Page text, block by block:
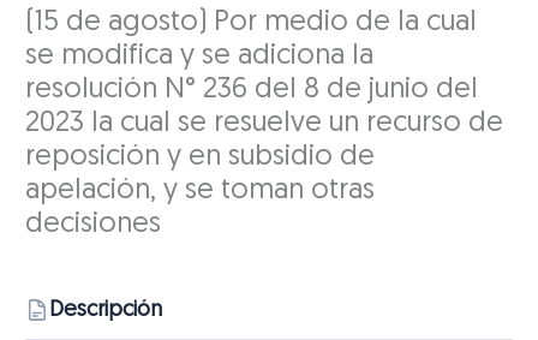
(15 de agosto) Por medio de la cual
se modifica y se adiciona la
resolución N° 236 del 8 de junio del
2023 la cual se resuelve un recurso de
reposición y en subsidio de
apelación, y se toman otras
decisiones
Descripción